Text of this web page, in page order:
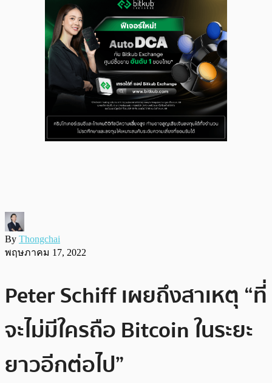
By Thongchai
พฤษภาคม 17, 2022
Peter Schiff เผยถึงสาเหตุ “ที่
จะไม่มีใครถือ Bitcoin ในระยะ
ยาวอีกต่อไป”